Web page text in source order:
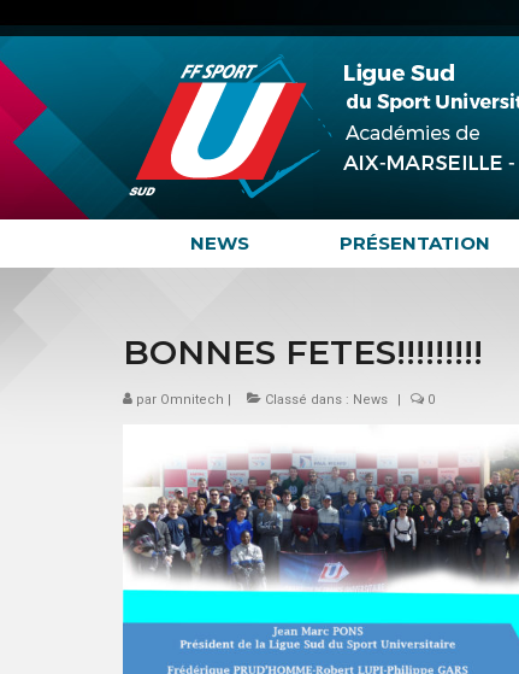
NEWS PRÉSENTATION
BONNES FETES!!!!!!!!!
par Omnitech | Classé dans : News | 0